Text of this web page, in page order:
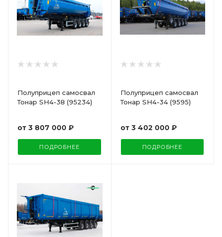
Полуприцеп самосвал
Тонар SH4-38 (95234)
от 3 807 000 ₽
ПОДРОБНЕЕ
Полуприцеп самосвал
Тонар SH4-34 (9595)
от 3 402 000 ₽
ПОДРОБНЕЕ